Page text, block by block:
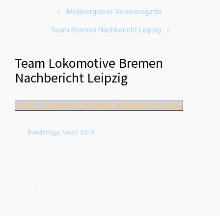
Meldeergebnis Vereinsregatta
Team Bremen Nachbericht Leipzig
Team Lokomotive Bremen
Nachbericht Leipzig
Team_Lokomotive_Bremen_Nachbericht_Leipzig
Bundesliga, News 2019